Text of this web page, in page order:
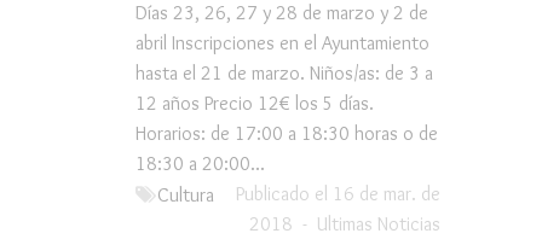
Días 23, 26, 27 y 28 de marzo y 2 de
abril Inscripciones en el Ayuntamiento
hasta el 21 de marzo. Niños/as: de 3 a
12 años Precio 12€ los 5 días.
Horarios: de 17:00 a 18:30 horas o de
18:30 a 20:00...
Cultura
Publicado el 16 de mar. de
2018 - Ultimas Noticias